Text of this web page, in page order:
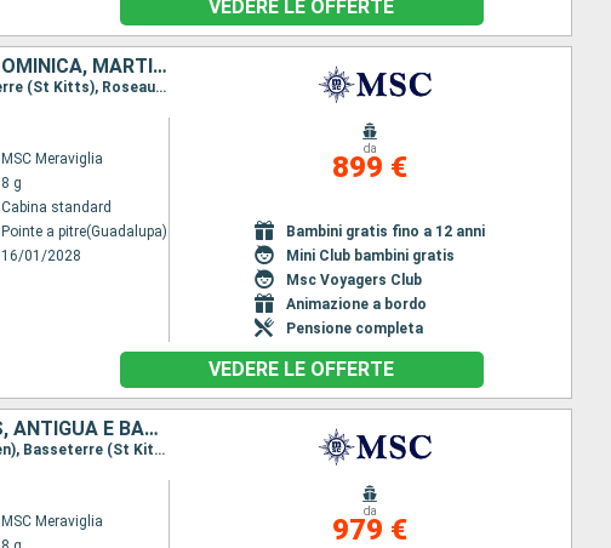
VEDERE LE OFFERTE
SAINT MARTIN, ANTIGUA E BARBUDA, SAN CRISTOFORO E NEVIS, DOMINICA, MARTINICA, GUADALUPA
Itinerario : Pointe a pitre(Guadalupa), Philipsburg (Saint Maarten), Saint Johns, Basseterre (St Kitts), Roseau, Fort de France, Pointe a pitre(Guadalupa)
MSC Meraviglia
8 g
Cabina standard
Pointe a pitre(Guadalupa)
16/01/2028
da
899 €
Bambini gratis fino a 12 anni
Mini Club bambini gratis
Msc Voyagers Club
Animazione a bordo
Pensione completa
VEDERE LE OFFERTE
GUADALUPA, DOMINICA, SAINT MARTIN, SAN CRISTOFORO E NEVIS, ANTIGUA E BARBUDA, MARTINICA
Itinerario : Fort de France, Pointe a pitre(Guadalupa), Roseau, Philipsburg (Saint Maarten), Basseterre (St Kitts), Saint Johns, Fort de France
MSC Meraviglia
da
979 €